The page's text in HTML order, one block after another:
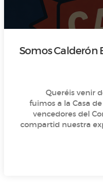
Somos Calderón
¿Queréis venir
fuimos a la Casa
vencedores del
compartid nuestra